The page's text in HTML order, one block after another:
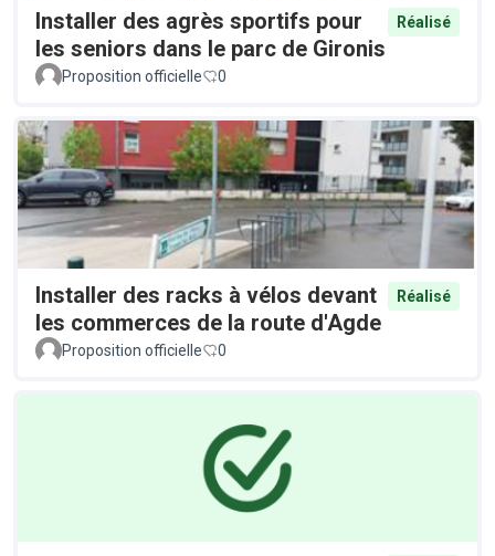
Installer des agrès sportifs pour
les seniors dans le parc de Gironis
Réalisé
Proposition officielle 0
Installer des racks à vélos devant
les commerces de la route d'Agde
Réalisé
Proposition officielle 0